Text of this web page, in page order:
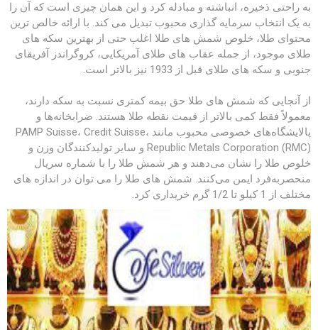
به راحتی ذخیره، انباشته و مبادله کرد و این همان چیزی است که آن را
به یک انتخاب سرمایه گذاری محبوب تبدیل می کند. با ارائه خالص ترین
محتوای طلا، خلوص شمش های طلا اغلب حتی از بهترین سکه های
طلای موجود، از جمله عقاب های طلای آمریکایی، کروگراندز آفریقای
جنوبی و سکه های طلای قبل از 1933 نیز بالاتر است.
از آنجایی که شمش های طلا حق بیمه کمتری نسبت به سکه دارند،
معمولاً فقط کمی بالاتر از قیمت نقطه طلا هستند. ضرابخانه‌ها و
پالایشگاه‌های خصوصی محبوب مانند PAMP Suisse، Credit Suisse،
Republic Metals Corporation (RMC) و سایر تولیدکنندگان وزن و
خلوص طلا را نشان می‌دهند و هر شمش طلا را با شماره سریال
منحصربه‌فرد ایمن می‌کنند. شمش های طلا را می توان در اندازه های
مختلف از 1 کیلو تا 1/2 گرم خریداری کرد.